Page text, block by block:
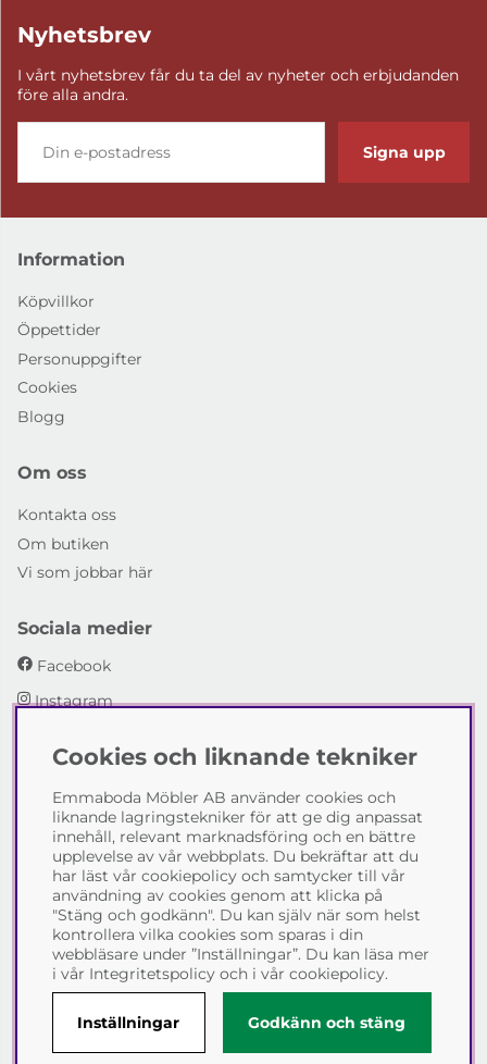
Nyhetsbrev
I vårt nyhetsbrev får du ta del av nyheter och erbjudanden
före alla andra.
Signa upp
Information
Köpvillkor
Öppettider
Personuppgifter
Cookies
Blogg
Om oss
Kontakta oss
Om butiken
Vi som jobbar här
Sociala medier
Facebook
Instagram
Emmaboda Möbler AB
I fyra generationer har vi hjälpt människor att möblera
sina hem och uppfylla sina inredningsdrömmar med
möbeldesign av högsta kvalitet. Vi vill hjälpa just dig att
skapa ditt drömhem - kontakta gärna oss och berätta
hur vi kan hjälpa dig.
Telefon:0471-13690
E-post:info@emmabodamobler.se
Cookies och liknande tekniker
Emmaboda Möbler AB använder cookies och
liknande lagringstekniker för att ge dig anpassat
innehåll, relevant marknadsföring och en bättre
upplevelse av vår webbplats. Du bekräftar att du
har läst vår cookiepolicy och samtycker till vår
användning av cookies genom att klicka på
"Stäng och godkänn". Du kan själv när som helst
kontrollera vilka cookies som sparas i din
webbläsare under ”Inställningar”. Du kan läsa mer
i vår Integritetspolicy och i vår cookiepolicy.
Inställningar Godkänn och stäng